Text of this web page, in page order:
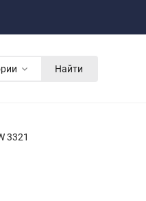
Найти
3321